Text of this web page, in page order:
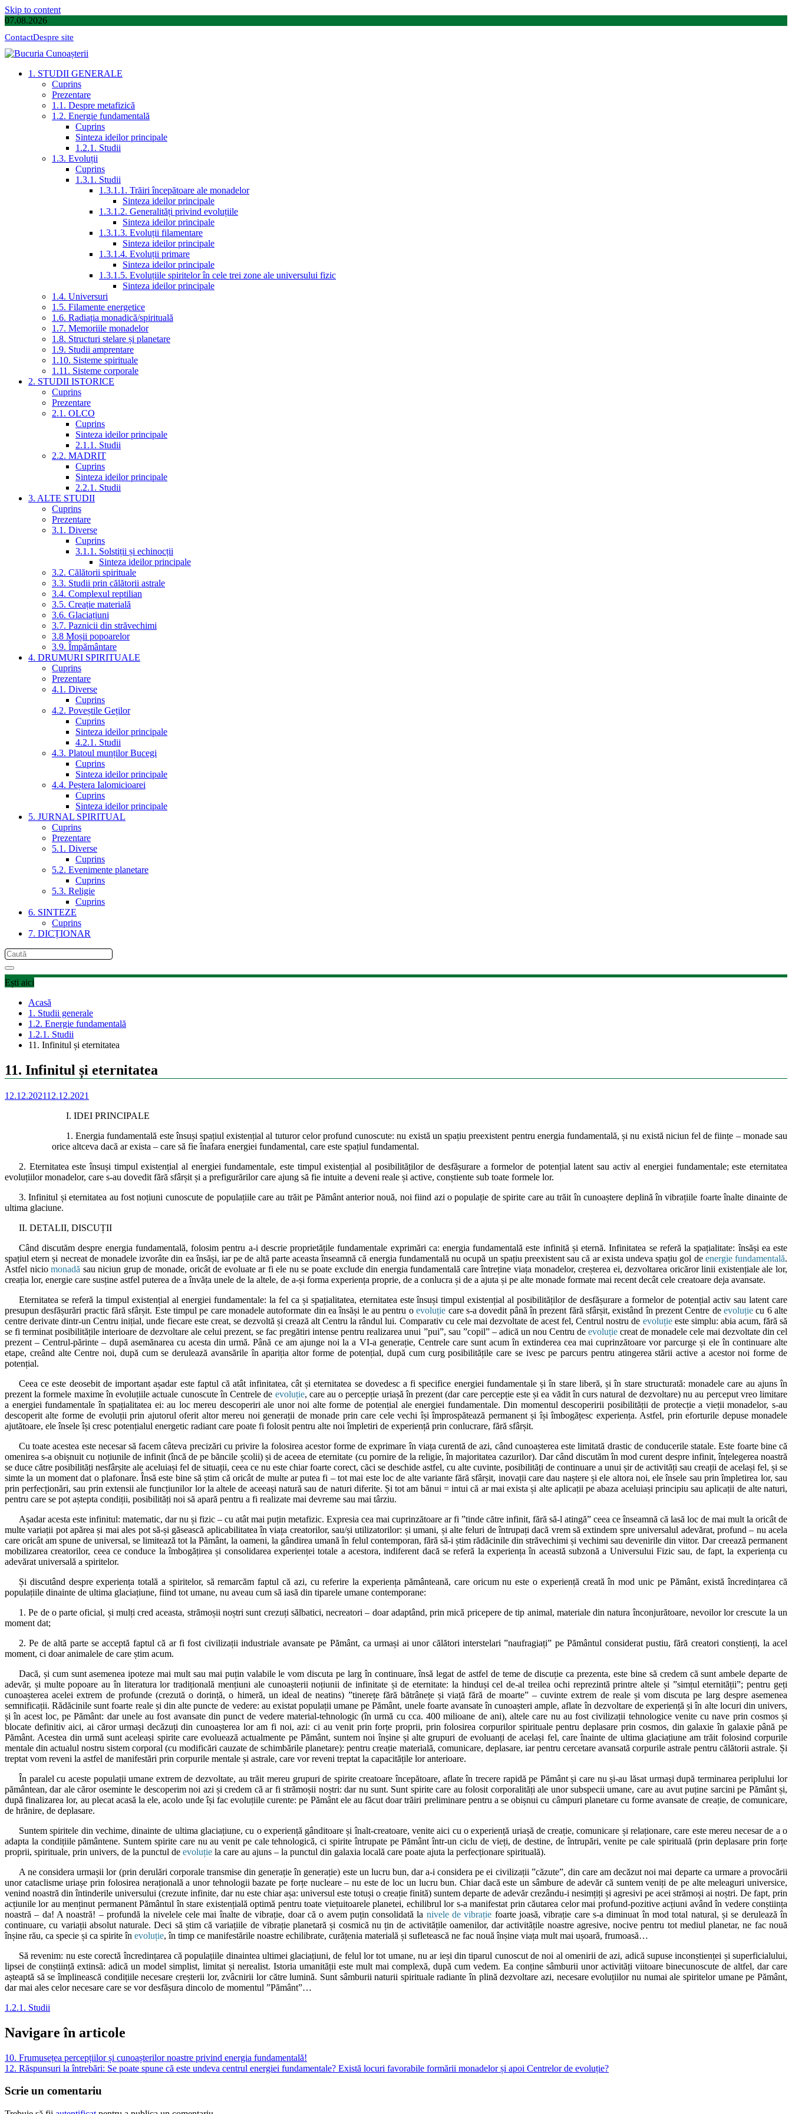
Skip to content
07.08.2026
ContactDespre site
1. STUDII GENERALE
Cuprins
Prezentare
1.1. Despre metafizică
1.2. Energie fundamentală
Cuprins
Sinteza ideilor principale
1.2.1. Studii
1.3. Evoluții
Cuprins
1.3.1. Studii
1.3.1.1. Trăiri începătoare ale monadelor
Sinteza ideilor principale
1.3.1.2. Generalități privind evoluțiile
Sinteza ideilor principale
1.3.1.3. Evoluții filamentare
Sinteza ideilor principale
1.3.1.4. Evoluții primare
Sinteza ideilor principale
1.3.1.5. Evoluțiile spiritelor în cele trei zone ale universului fizic
Sinteza ideilor principale
1.4. Universuri
1.5. Filamente energetice
1.6. Radiația monadică/spirituală
1.7. Memoriile monadelor
1.8. Structuri stelare și planetare
1.9. Studii amprentare
1.10. Sisteme spirituale
1.11. Sisteme corporale
2. STUDII ISTORICE
Cuprins
Prezentare
2.1. OLCO
Cuprins
Sinteza ideilor principale
2.1.1. Studii
2.2. MADRIT
Cuprins
Sinteza ideilor principale
2.2.1. Studii
3. ALTE STUDII
Cuprins
Prezentare
3.1. Diverse
Cuprins
3.1.1. Solstiții și echinocții
Sinteza ideilor principale
3.2. Călătorii spirituale
3.3. Studii prin călătorii astrale
3.4. Complexul reptilian
3.5. Creație materială
3.6. Glaciațiuni
3.7. Paznicii din străvechimi
3.8 Moșii popoarelor
3.9. Împământare
4. DRUMURI SPIRITUALE
Cuprins
Prezentare
4.1. Diverse
Cuprins
4.2. Poveștile Geților
Cuprins
Sinteza ideilor principale
4.2.1. Studii
4.3. Platoul munților Bucegi
Cuprins
Sinteza ideilor principale
4.4. Peștera Ialomicioarei
Cuprins
Sinteza ideilor principale
5. JURNAL SPIRITUAL
Cuprins
Prezentare
5.1. Diverse
Cuprins
5.2. Evenimente planetare
Cuprins
5.3. Religie
Cuprins
6. SINTEZE
Cuprins
7. DICȚIONAR
Ești aici
Acasă
1. Studii generale
1.2. Energie fundamentală
1.2.1. Studii
11. Infinitul și eternitatea
11. Infinitul și eternitatea
12.12.202112.12.2021
I. IDEI PRINCIPALE
1. Energia fundamentală este însuși spațiul existențial al tuturor celor profund cunoscute: nu există un spațiu preexistent pentru energia fundamentală, și nu există niciun fel de ființe – monade sau
orice altceva dacă ar exista – care să fie înafara energiei fundamental, care este spațiul fundamental.
2. Eternitatea este însuși timpul existențial al energiei fundamentale, este timpul existențial al posibilităților de desfășurare a formelor de potențial latent sau activ al energiei fundamentale; este eternitatea
evoluțiilor monadelor, care s-au dovedit fără sfârșit și a prefigurărilor care ajung să fie intuite a deveni reale și active, conștiente sub toate formele lor.
3. Infinitul și eternitatea au fost noțiuni cunoscute de populațiile care au trăit pe Pământ anterior nouă, noi fiind azi o populație de spirite care au trăit în cunoaștere deplină în vibrațiile foarte înalte dinainte de
ultima glaciune.
II. DETALII, DISCUȚII
Când discutăm despre energia fundamentală, folosim pentru a-i descrie proprietățile fundamentale exprimări ca: energia fundamentală este infinită și eternă. Infinitatea se referă la spațialitate: însăși ea este
spațiul etern și necreat de monadele izvorâte din ea însăși, iar pe de altă parte aceasta înseamnă că energia fundamentală nu ocupă un spațiu preexistent sau că ar exista undeva spațiu gol de energie fundamentală.
Astfel niciomonadă sau niciun grup de monade, oricât de evoluate ar fi ele nu se poate exclude din energia fundamentală care întreține viața monadelor, creșterea ei, dezvoltarea oricăror linii existențiale ale lor,
creația lor, energie care susține astfel puterea de a învăța unele de la altele, de a-și forma experiența proprie, de a conlucra și de a ajuta și pe alte monade formate mai recent decât cele creatoare deja avansate.
Eternitatea se referă la timpul existențial al energiei fundamentale: la fel ca și spațialitatea, eternitatea este însuși timpul existențial al posibilităților de desfășurare a formelor de potențial activ sau latent care
presupun desfășurări practic fără sfârșit. Este timpul pe care monadele autoformate din ea însăși le au pentru oevoluție care s-a dovedit până în prezent fără sfârșit, existând în prezent Centre de evoluțiecu 6 alte
centre derivate dintr-un Centru inițial, unde fiecare este creat, se dezvoltă și crează alt Centru la rândul lui. Comparativ cu cele mai dezvoltate de acest fel, Centrul nostru de evoluțieeste simplu: abia acum, fără să
se fi terminat posibilitățile interioare de dezvoltare ale celui prezent, se fac pregătiri intense pentru realizarea unui ”pui”, sau ”copil” – adică un nou Centru de evoluțiecreat de monadele cele mai dezvoltate din cel
prezent – Centrul-părinte – după asemănarea cu acesta din urmă. Până ce am ajunge noi la a VI-a generație, Centrele care sunt acum în extinderea cea mai cuprinzătoare vor parcurge și ele în continuare alte
etape, creând alte Centre noi, după cum se derulează avansările în apariția altor forme de potențial, după cum curg posibilitățile care se ivesc pe parcurs pentru atingerea stării active a acestor noi forme de
potențial.
Ceea ce este deosebit de important așadar este faptul că atât infinitatea, cât și eternitatea se dovedesc a fi specifice energiei fundamentale și în stare liberă, și în stare structurată: monadele care au ajuns în
prezent la formele maxime în evoluțiile actuale cunoscute în Centrele de evoluție, care au o percepție uriașă în prezent (dar care percepție este și ea vădit în curs natural de dezvoltare) nu au perceput vreo limitare
a energiei fundamentale în spațialitatea ei: au loc mereu descoperiri ale unor noi alte forme de potențial ale energiei fundamentale. Din momentul descoperirii posibilității de protecție a vieții monadelor, s-au
descoperit alte forme de evoluții prin ajutorul oferit altor mereu noi generații de monade prin care cele vechi își împrospătează permanent și își îmbogățesc experiența. Astfel, prin eforturile depuse monadele
ajutătoare, ele însele își cresc potențialul energetic radiant care poate fi folosit pentru alte noi împletiri de experiență prin conlucrare, fără sfârșit.
Cu toate acestea este necesar să facem câteva precizări cu privire la folosirea acestor forme de exprimare în viața curentă de azi, când cunoașterea este limitată drastic de conducerile statale. Este foarte bine că
omenirea s-a obișnuit cu noțiunile de infinit (încă de pe băncile școlii) și de aceea de eternitate (cu pornire de la religie, în majoritatea cazurilor). Dar când discutăm în mod curent despre infinit, înțelegerea noastră
se duce către posibilități nesfârșite ale aceluiași fel de situații, ceea ce nu este chiar foarte corect, căci se deschide astfel, cu alte cuvinte, posibilități de continuare a unui șir de activități sau creații de același fel, și se
simte la un moment dat o plafonare. Însă este bine să știm că oricât de multe ar putea fi – tot mai este loc de alte variante fără sfârșit, inovații care dau naștere și ele altora noi, ele însele sau prin împletirea lor, sau
prin perfecționări, sau prin extensii ale funcțiunilor lor la altele de aceeași natură sau de naturi diferite. Și tot am bănui = intui că ar mai exista și alte aplicații pe abaza aceluiași principiu sau aplicații de alte naturi,
pentru care se pot aștepta condiții, posibilități noi să apară pentru a fi realizate mai devreme sau mai târziu.
Așadar acesta este infinitul: matematic, dar nu și fizic – cu atât mai puțin metafizic. Expresia cea mai cuprinzătoare ar fi ”tinde către infinit, fără să-l atingă” ceea ce înseamnă că lasă loc de mai mult la oricât de
multe variații pot apărea și mai ales pot să-și găsească aplicabilitatea în viața creatorilor, sau/și utilizatorilor: și umani, și alte feluri de întrupați dacă vrem să extindem spre universalul adevărat, profund – nu acela
care oricât am spune de universal, se limitează tot la Pământ, la oameni, la gândirea umană în felul contemporan, fără să-i știm rădăcinile din străvechimi și vechimi sau devenirile din viitor. Dar creează permanent
mobilizarea creatorilor, ceea ce conduce la îmbogățirea și consolidarea experienței totale a acestora, indiferent dacă se referă la experiența în această subzonă a Universului Fizic sau, de fapt, la experiența cu
adevărat universală a spiritelor.
Și discutând despre experiența totală a spiritelor, să remarcăm faptul că azi, cu referire la experiența pământeană, care oricum nu este o experiență creată în mod unic pe Pământ, există încredințarea că
populațiile dinainte de ultima glaciațiune, fiind tot umane, nu aveau cum să iasă din tiparele umane contemporane:
1. Pe de o parte oficial, și mulți cred aceasta, strămoșii noștri sunt crezuți sălbatici, necreatori – doar adaptând, prin mică pricepere de tip animal, materiale din natura înconjurătoare, nevoilor lor crescute la un
moment dat;
2. Pe de altă parte se acceptă faptul că ar fi fost civilizații industriale avansate pe Pământ, ca urmași ai unor călători interstelari ”naufragiați” pe Pământul considerat pustiu, fără creatori conștienți, la acel
moment, ci doar animalele de care știm acum.
Dacă, și cum sunt asemenea ipoteze mai mult sau mai puțin valabile le vom discuta pe larg în continuare, însă legat de astfel de teme de discuție ca prezenta, este bine să credem că sunt ambele departe de
adevăr, și multe popoare au în literatura lor tradițională mențiuni ale cunoașterii noțiunii de infinitate și de eternitate: la hinduși cel de-al treilea ochi reprezintă printre altele și ”simțul eternității”; pentru geți
cunoașterea acelei extrem de profunde (crezută o dorință, o himeră, un ideal de neatins) ”tinerețe fără bătrânețe și viață fără de moarte” – cuvinte extrem de reale și vom discuta pe larg despre asemenea
semnificații. Rădăcinile sunt foarte reale și din alte puncte de vedere: au existat populații umane pe Pământ, unele foarte avansate în cunoașteri ample, aflate în dezvoltare de experiență și în alte locuri din univers,
și în acest loc, pe Pământ: dar unele au fost avansate din punct de vedere material-tehnologic (în urmă cu cca. 400 milioane de ani), altele care nu au fost civilizații tehnologice venite cu nave prin cosmos și
blocate definitiv aici, ai căror urmași decăzuți din cunoașterea lor am fi noi, azi: ci au venit prin forțe proprii, prin folosirea corpurilor spirituale pentru deplasare prin cosmos, din galaxie în galaxie până pe
Pământ. Acestea din urmă sunt aceleași spirite care evoluează actualmente pe Pământ, suntem noi înșine și alte grupuri de evoluanți de același fel, care înainte de ultima glaciațiune am trăit folosind corpurile
mentale din actualul nostru sistem corporal (cu modificări cauzate de schimbările planetare): pentru creație materială, comunicare, deplasare, iar pentru cercetare avansată corpurile astrale pentru călătorii astrale. Și
treptat vom reveni la astfel de manifestări prin corpurile mentale și astrale, care vor reveni treptat la capacitățile lor anterioare.
În paralel cu aceste populații umane extrem de dezvoltate, au trăit mereu grupuri de spirite creatoare începătoare, aflate în trecere rapidă pe Pământ și care nu și-au lăsat urmași după terminarea periplului lor
pământean, dar ale căror oseminte le descoperim noi azi și credem că ar fi strămoșii noștri: dar nu sunt. Sunt spirite care au folosit corporalități ale unor subspecii umane, care au avut puține sarcini pe Pământ și,
după finalizarea lor, au plecat acasă la ele, acolo unde își fac evoluțiile curente: pe Pământ ele au făcut doar trăiri preliminare pentru a se obișnui cu câmpuri planetare cu forme avansate de creație, de comunicare,
de hrănire, de deplasare.
Suntem spiritele din vechime, dinainte de ultima glaciațiune, cu o experiență gânditoare și înalt-creatoare, venite aici cu o experiență uriașă de creație, comunicare și relaționare, care este mereu necesar de a o
adapta la condițiile pământene. Suntem spirite care nu au venit pe cale tehnologică, ci spirite întrupate pe Pământ într-un ciclu de vieți, de destine, de întrupări, venite pe cale spirituală (prin deplasare prin forțe
proprii, spirituale, prin univers, de la punctul de evoluție la care au ajuns – la punctul din galaxia locală care poate ajuta la perfecționare spirituală).
A ne considera urmașii lor (prin derulări corporale transmise din generație în generație) este un lucru bun, dar a-i considera pe ei civilizații ”căzute”, din care am decăzut noi mai departe ca urmare a provocării
unor cataclisme uriașe prin folosirea nerațională a unor tehnologii bazate pe forțe nucleare – nu este de loc un lucru bun. Chiar dacă este un sâmbure de adevăr că suntem veniți de pe alte meleaguri universice,
venind noastră din întinderile universului (crezute infinite, dar nu este chiar așa: universul este totuși o creație finită) suntem departe de adevăr crezându-i nesimțiți și agresivi pe acei strămoși ai noștri. De fapt, prin
acțiunile lor au menținut permanent Pământul în stare existențială optimă pentru toate viețuitoarele planetei, echilibrul lor s-a manifestat prin căutarea celor mai profund-pozitive acțiuni având în vedere conștiința
noastră – da! A noastră! – profundă la nivelele cele mai înalte de vibrație, doar că o avem puțin consolidată la nivele de vibrație foarte joasă, vibrație care s-a diminuat în mod total natural, și se derulează în
continuare, cu variații absolut naturale. Deci să știm că variațiile de vibrație planetară și cosmică nu țin de activitățile oamenilor, dar activitățile noastre agresive, nocive pentru tot mediul planetar, ne fac nouă
înșine rău, ca specie și ca spirite în evoluție, în timp ce manifestările noastre echilibrate, curățenia materială și sufletească ne fac nouă înșine viața mult mai ușoară, frumoasă…
Să revenim: nu este corectă încredințarea că populațiile dinaintea ultimei glaciațiuni, de felul lor tot umane, nu ar ieși din tiparul cunoscut de noi al omenirii de azi, adică supuse inconștienței și superficialului,
lipsei de conștiință extinsă: adică un model simplist, limitat și nerealist. Istoria umanității este mult mai complexă, după cum vedem. Ea conține sâmburii unor activități viitoare binecunoscute de altfel, dar care
așteaptă să se împlinească condițiile necesare creșterii lor, zvâcnirii lor către lumină. Sunt sâmburii naturii spirituale radiante în plină dezvoltare azi, necesare evoluțiilor nu numai ale spiritelor umane pe Pământ,
dar mai ales celor necesare care se vor desfășura dincolo de momentul ”Pământ”…
1.2.1. Studii
Navigare în articole
10. Frumusețea percepțiilor și cunoașterilor noastre privind energia fundamentală!
12. Răspunsuri la întrebări: Se poate spune că este undeva centrul energiei fundamentale? Există locuri favorabile formării monadelor și apoi Centrelor de evoluție?
Scrie un comentariu